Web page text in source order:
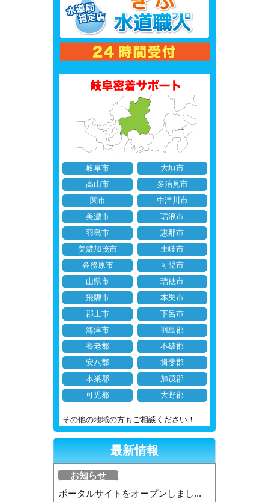
岐阜市
大垣市
高山市
多治見市
関市
中津川市
美濃市
瑞浪市
羽島市
恵那市
美濃加茂市
土岐市
各務原市
可児市
山県市
瑞穂市
飛騨市
本巣市
郡上市
下呂市
海津市
羽島郡
養老郡
不破郡
安八郡
揖斐郡
本巣郡
加茂郡
可児郡
大野郡
その他の地域の方もご相談ください！
最新情報
お知らせ
ポータルサイトをオープンしまし...